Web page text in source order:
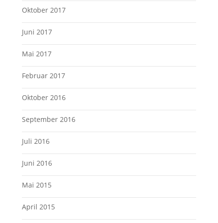
Oktober 2017
Juni 2017
Mai 2017
Februar 2017
Oktober 2016
September 2016
Juli 2016
Juni 2016
Mai 2015
April 2015